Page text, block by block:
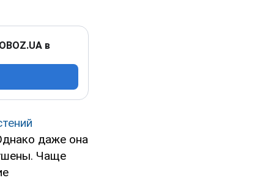
в
даже она
Чаще